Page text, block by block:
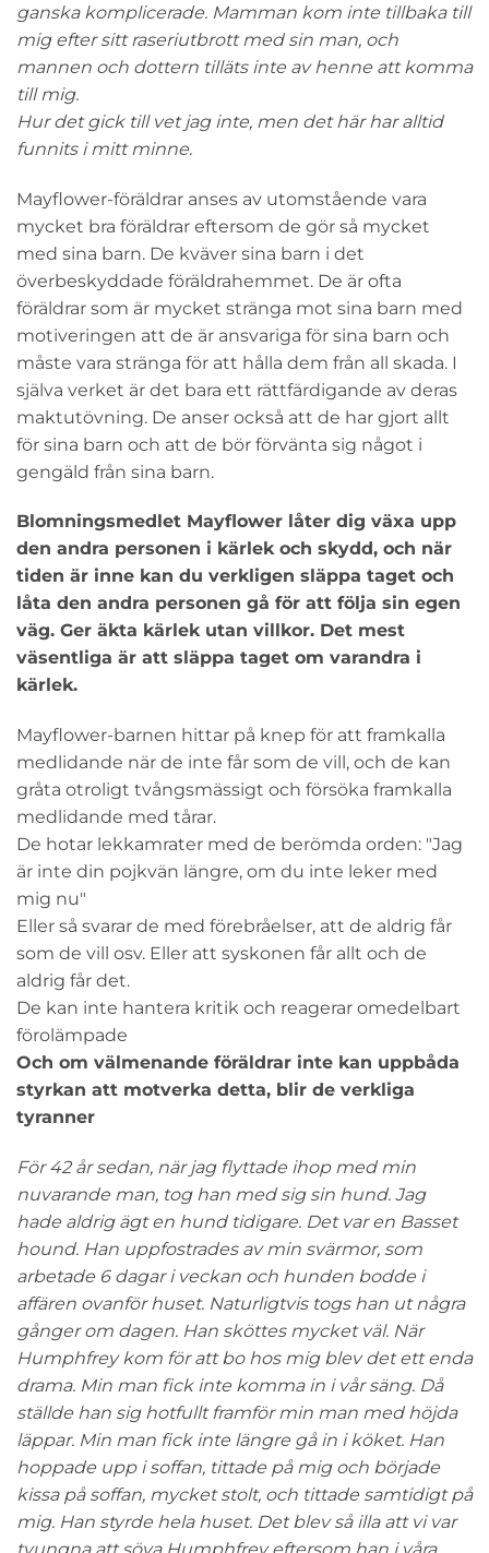
ganska komplicerade. Mamman kom inte tillbaka till
mig efter sitt raseriutbrott med sin man, och
mannen och dottern tilläts inte av henne att komma
till mig.
Hur det gick till vet jag inte, men det här har alltid
funnits i mitt minne.
Mayflower-föräldrar anses av utomstående vara
mycket bra föräldrar eftersom de gör så mycket
med sina barn. De kväver sina barn i det
överbeskyddade föräldrahemmet. De är ofta
föräldrar som är mycket stränga mot sina barn med
motiveringen att de är ansvariga för sina barn och
måste vara stränga för att hålla dem från all skada. I
själva verket är det bara ett rättfärdigande av deras
maktutövning. De anser också att de har gjort allt
för sina barn och att de bör förvänta sig något i
gengäld från sina barn.
Blomningsmedlet Mayflower låter dig växa upp
den andra personen i kärlek och skydd, och när
tiden är inne kan du verkligen släppa taget och
låta den andra personen gå för att följa sin egen
väg. Ger äkta kärlek utan villkor. Det mest
väsentliga är att släppa taget om varandra i
kärlek.
Mayflower-barnen hittar på knep för att framkalla
medlidande när de inte får som de vill, och de kan
gråta otroligt tvångsmässigt och försöka framkalla
medlidande med tårar.
De hotar lekkamrater med de berömda orden: "Jag
är inte din pojkvän längre, om du inte leker med
mig nu"
Eller så svarar de med förebråelser, att de aldrig får
som de vill osv. Eller att syskonen får allt och de
aldrig får det.
De kan inte hantera kritik och reagerar omedelbart
förolämpade
Och om välmenande föräldrar inte kan uppbåda
styrkan att motverka detta, blir de verkliga
tyranner
För 42 år sedan, när jag flyttade ihop med min
nuvarande man, tog han med sig sin hund. Jag
hade aldrig ägt en hund tidigare. Det var en Basset
hound. Han uppfostrades av min svärmor, som
arbetade 6 dagar i veckan och hunden bodde i
affären ovanför huset. Naturligtvis togs han ut några
gånger om dagen. Han sköttes mycket väl. När
Humphfrey kom för att bo hos mig blev det ett enda
drama. Min man fick inte komma in i vår säng. Då
ställde han sig hotfullt framför min man med höjda
läppar. Min man fick inte längre gå in i köket. Han
hoppade upp i soffan, tittade på mig och började
kissa på soffan, mycket stolt, och tittade samtidigt på
mig. Han styrde hela huset. Det blev så illa att vi var